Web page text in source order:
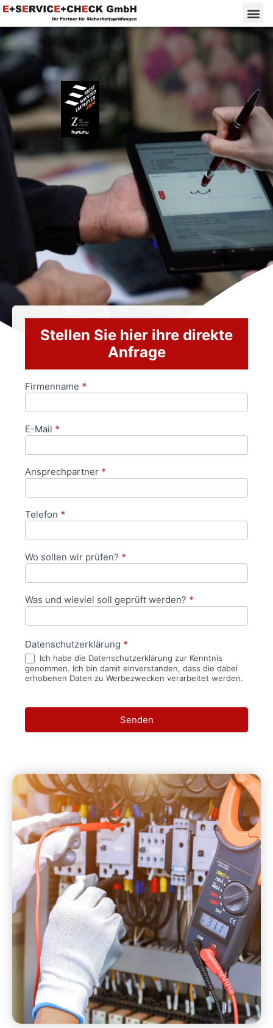
Stellen Sie hier ihre direkte
Anfrage
Anfrageformular
Firmenname *
E-Mail *
Ansprechpartner *
Telefon *
Wo sollen wir prüfen? *
Was und wieviel soll geprüft werden? *
Datenschutzerklärung *
Ich habe die Datenschutzerklärung zur Kenntnis
genommen. Ich bin damit einverstanden, dass die dabei
erhobenen Daten zu Werbezwecken verarbeitet werden.
Senden